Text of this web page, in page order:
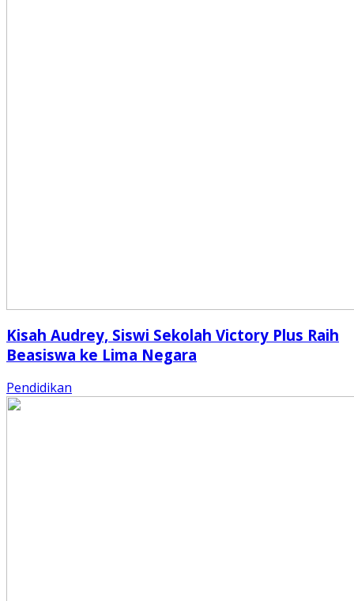
Kisah Audrey, Siswi Sekolah Victory Plus Raih
Beasiswa ke Lima Negara
Pendidikan